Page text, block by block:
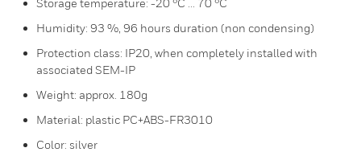
Storage temperature: -20 °C ... 70 °C
Humidity: 93 %, 96 hours duration (non condensing)
Protection class: IP20, when completely installed with
associated SEM-IP
Weight: approx. 180g
Material: plastic PC+ABS-FR3010
Color: silver